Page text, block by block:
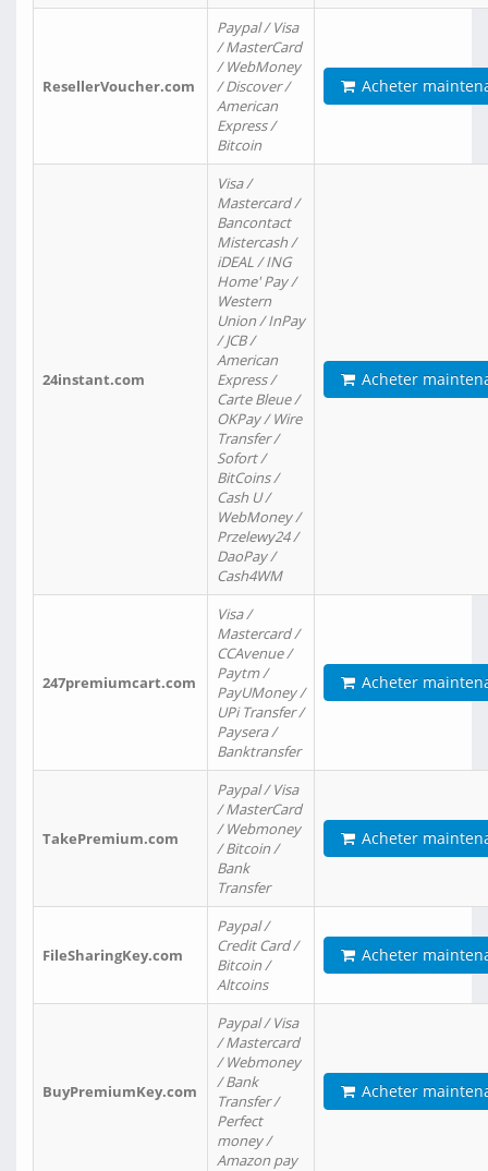
ResellerVoucher.com
Paypal / Visa
/ MasterCard
/ WebMoney
/ Discover /
American
Express /
Bitcoin
Acheter
24instant.com
Visa /
Mastercard /
Bancontact
Mistercash /
iDEAL / ING
Home' Pay /
Western
Union / InPay
/ JCB /
American
Express /
Carte Bleue /
OKPay / Wire
Transfer /
Sofort /
BitCoins /
Cash U /
WebMoney /
Przelewy24 /
DaoPay /
Cash4WM
Acheter
247premiumcart.com
Visa /
Mastercard /
CCAvenue /
Paytm /
PayUMoney /
UPi Transfer /
Paysera /
Banktransfer
Acheter
TakePremium.com
Paypal / Visa
/ MasterCard
/ Webmoney
/ Bitcoin /
Bank
Transfer
Acheter
FileSharingKey.com
Paypal /
Credit Card /
Bitcoin /
Altcoins
Acheter
BuyPremiumKey.com
Paypal / Visa
/ Mastercard
/ Webmoney
/ Bank
Transfer /
Perfect
money /
Amazon pay
Acheter